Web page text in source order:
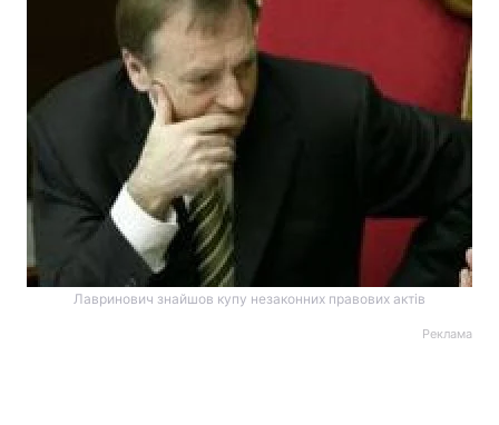
Лавринович знайшов купу незаконних правових актів
Реклама